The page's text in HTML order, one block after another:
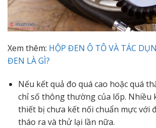
Xem thêm: HỘP ĐEN Ô TÔ VÀ TÁC
ĐEN LÀ GÌ?
Nếu kết quả đo quá cao hoặc quá
chỉ số thông thường của lốp. Nhiều
thiết bị chưa kết nối chuẩn mực với
tháo ra và thử lại lần nữa.